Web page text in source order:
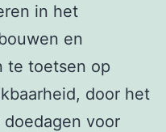
in het
en
te toetsen op
door het
voor